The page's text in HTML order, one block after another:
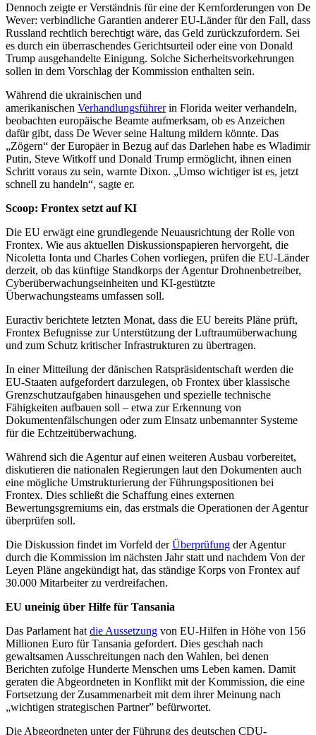
Dennoch zeigte er Verständnis für eine der Kernforderungen von De
Wever: verbindliche Garantien anderer EU-Länder für den Fall, dass
Russland rechtlich berechtigt wäre, das Geld zurückzufordern. Sei
es durch ein überraschendes Gerichtsurteil oder eine von Donald
Trump ausgehandelte Einigung. Solche Sicherheitsvorkehrungen
sollen in dem Vorschlag der Kommission enthalten sein.
Während die ukrainischen und
amerikanischen Verhandlungsführerin Florida weiter verhandeln,
beobachten europäische Beamte aufmerksam, ob es Anzeichen
dafür gibt, dass De Wever seine Haltung mildern könnte. Das
„Zögern“ der Europäer in Bezug auf das Darlehen habe es Wladimir
Putin, Steve Witkoff und Donald Trump ermöglicht, ihnen einen
Schritt voraus zu sein, warnte Dixon. „Umso wichtiger ist es, jetzt
schnell zu handeln“, sagte er.
Scoop: Frontex setzt auf KI
Die EU erwägt eine grundlegende Neuausrichtung der Rolle von
Frontex. Wie aus aktuellen Diskussionspapieren hervorgeht, die
Nicoletta Ionta und Charles Cohen vorliegen, prüfen die EU-Länder
derzeit, ob das künftige Standkorps der Agentur Drohnenbetreiber,
Cyberüberwachungseinheiten und KI-gestützte
Überwachungsteams umfassen soll.
Euractiv berichtete letzten Monat, dass die EU bereits Pläne prüft,
Frontex Befugnisse zur Unterstützung der Luftraumüberwachung
und zum Schutz kritischer Infrastrukturen zu übertragen.
In einer Mitteilung der dänischen Ratspräsidentschaft werden die
EU-Staaten aufgefordert darzulegen, ob Frontex über klassische
Grenzschutzaufgaben hinausgehen und spezielle technische
Fähigkeiten aufbauen soll – etwa zur Erkennung von
Dokumentenfälschungen oder zum Einsatz unbemannter Systeme
für die Echtzeitüberwachung.
Während sich die Agentur auf einen weiteren Ausbau vorbereitet,
diskutieren die nationalen Regierungen laut den Dokumenten auch
eine mögliche Umstrukturierung der Führungspositionen bei
Frontex. Dies schließt die Schaffung eines externen
Bewertungsgremiums ein, das erstmals die Operationen der Agentur
überprüfen soll.
Die Diskussion findet im Vorfeld derÜberprüfung der Agentur
durch die Kommission im nächsten Jahr statt und nachdem Von der
Leyen Pläne angekündigt hat, das ständige Korps von Frontex auf
30.000 Mitarbeiter zu verdreifachen.
EU uneinig über Hilfe für Tansania
Das Parlament hat die Aussetzung von EU-Hilfen in Höhe von 156
Millionen Euro für Tansania gefordert. Dies geschah nach
gewaltsamen Ausschreitungen nach den Wahlen, bei denen
Berichten zufolge Hunderte Menschen ums Leben kamen. Damit
geraten die Abgeordneten in Konflikt mit der Kommission, die eine
Fortsetzung der Zusammenarbeit mit dem ihrer Meinung nach
„wichtigen strategischen Partner” befürwortet.
Die Abgeordneten unter der Führung des deutschen CDU-